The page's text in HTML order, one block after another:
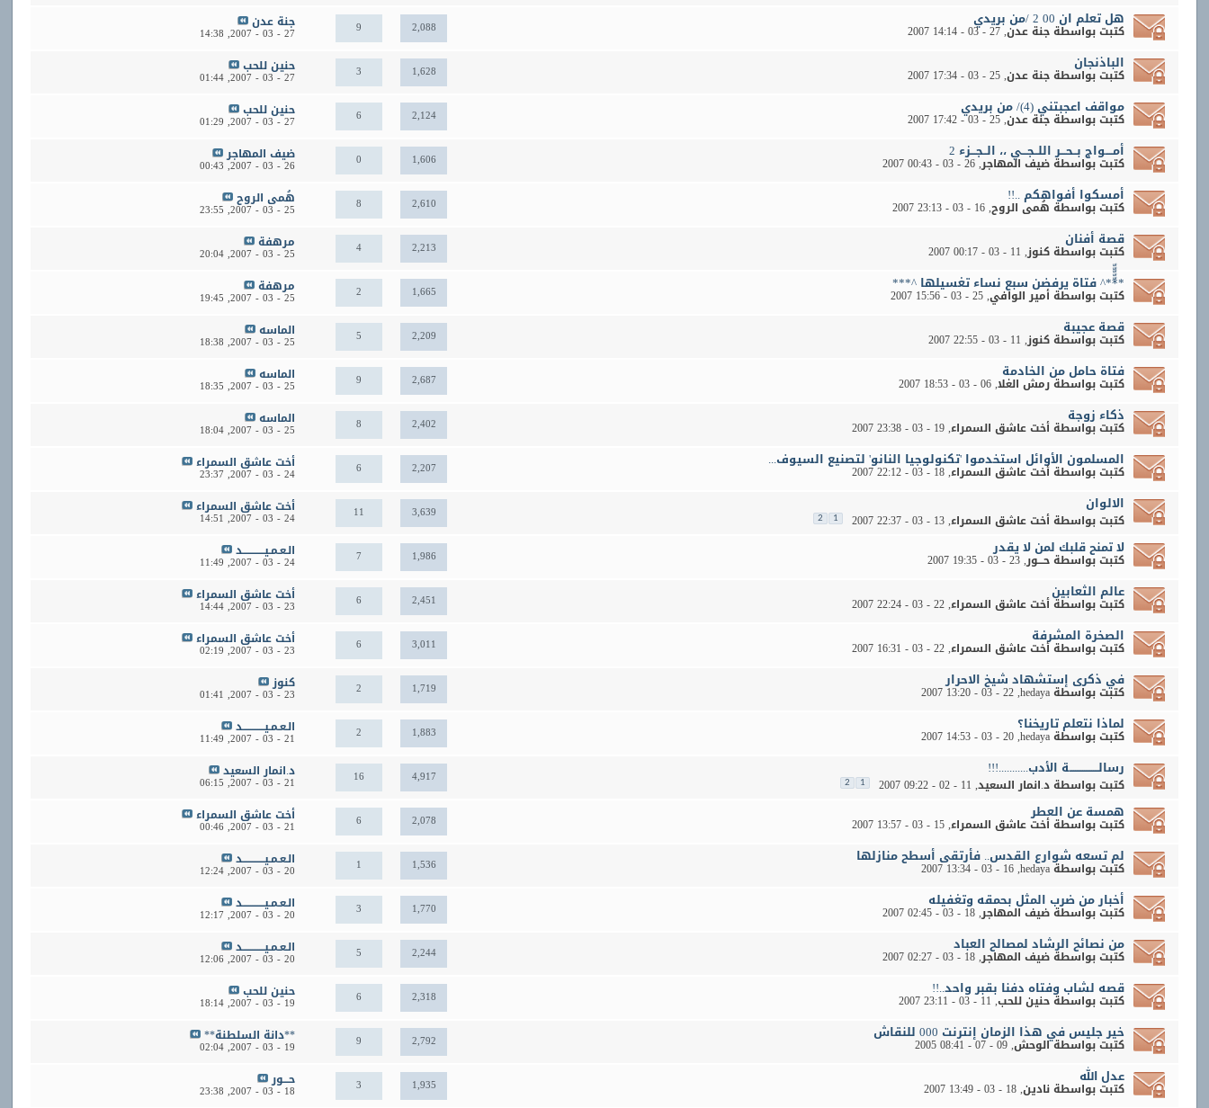
هل تعلم ان 00 2 /من بريدي
كتبت بواسطةجنة عدن‏, 27 - 03 - 2007 14:14
9 2,088 جنة عدن
27 - 03 - 2007,
14:38
الباذنجان
كتبت بواسطةجنة عدن‏, 25 - 03 - 2007 17:34
3 1,628 حنين للحب
27 - 03 - 2007,
01:44
مواقف اعجبتني (4)/ من بريدي
كتبت بواسطةجنة عدن‏, 25 - 03 - 2007 17:42
6 2,124 حنين للحب
27 - 03 - 2007,
01:29
أمــــواج بــحـــر اللــجـــي ،، الــجـــزء 2
كتبت بواسطةضيف المهاجر‏, 26 - 03 - 2007 00:43
0 1,606 ضيف المهاجر
26 - 03 - 2007,
00:43
أمسكوا أفواهكم ..!!
كتبت بواسطة هُمى الروح‏, 16 - 03 - 2007 23:13
8 2,610 هُمى الروح
25 - 03 - 2007,
23:55
قصة أفنان
كتبت بواسطةكنوز‏, 11 - 03 - 2007 00:17
4 2,213 مرهفة
25 - 03 - 2007,
20:04
**ّّّّّ*^ فتاة يرفضن سبع نساء تغسيلها ^***
كتبت بواسطةأمير الوافي‏, 25 - 03 - 2007 15:56
2 1,665 مرهفة
25 - 03 - 2007,
19:45
قصة عجيبة
كتبت بواسطةكنوز‏, 11 - 03 - 2007 22:55
5 2,209 الماسه
25 - 03 - 2007,
18:38
فتاة حامل من الخادمة
كتبت بواسطةرمش الغلا‏, 06 - 03 - 2007 18:53
9 2,687 الماسه
25 - 03 - 2007,
18:35
ذكاء زوجة
كتبت بواسطةأخت عاشق السمراء‏, 19 - 03 - 2007 23:38
8 2,402 الماسه
25 - 03 - 2007,
18:04
المسلمون الأوائل استخدموا 'تكنولوجيا النانو' لتصنيع السيوف...
كتبت بواسطةأخت عاشق السمراء‏, 18 - 03 - 2007 22:12
6 2,207 أخت عاشق السمراء
24 - 03 - 2007,
23:37
الالوان
كتبت بواسطةأخت عاشق السمراء‏, 13 - 03 - 2007 22:37
1
2
11 3,639 أخت عاشق السمراء
24 - 03 - 2007,
14:51
لا تمنح قلبك لمن لا يقدر
كتبت بواسطةحـــور‏, 23 - 03 - 2007 19:35
7 1,986 الـعـمـيــــــــــــد
24 - 03 - 2007,
11:49
عالم الثعابين
كتبت بواسطةأخت عاشق السمراء‏, 22 - 03 - 2007 22:24
6 2,451 أخت عاشق السمراء
23 - 03 - 2007,
14:44
الصخرة المشرفة
كتبت بواسطةأخت عاشق السمراء‏, 22 - 03 - 2007 16:31
6 3,011 أخت عاشق السمراء
23 - 03 - 2007,
02:19
في ذكرى إستشهاد شيخ الاحرار
كتبت بواسطةhedaya
‏, 22 - 03 - 2007 13:20
2 1,719 كنوز
23 - 03 - 2007,
01:41
لماذا نتعلم تاريخنا؟
كتبت بواسطةhedaya
‏, 20 - 03 - 2007 14:53
2 1,883 الـعـمـيــــــــــــد
21 - 03 - 2007,
11:49
رسالــــــــــــــــة الأدب...........!!!
كتبت بواسطةد.انمار السعيد‏, 11 - 02 - 2007 09:22
1
2
16 4,917 د.انمار السعيد
21 - 03 - 2007,
06:15
همسة عن العطر
كتبت بواسطةأخت عاشق السمراء‏, 15 - 03 - 2007 13:57
6 2,078 أخت عاشق السمراء
21 - 03 - 2007,
00:46
لم تسعه شوارع القدس.. فأرتقى أسطح منازلها
كتبت بواسطةhedaya
‏, 16 - 03 - 2007 13:34
1 1,536 الـعـمـيــــــــــــد
20 - 03 - 2007,
12:24
أخبار من ضرب المثل بحمقه وتغفيله
كتبت بواسطةضيف المهاجر‏, 18 - 03 - 2007 02:45
3 1,770 الـعـمـيــــــــــــد
20 - 03 - 2007,
12:17
من نصائح الرشاد لمصالح العباد
كتبت بواسطةضيف المهاجر‏, 18 - 03 - 2007 02:27
5 2,244 الـعـمـيــــــــــــد
20 - 03 - 2007,
12:06
قصه لشاب وفتاه دفنا بقبر واحد..!!
كتبت بواسطةحنين للحب‏, 11 - 03 - 2007 23:11
6 2,318 حنين للحب
19 - 03 - 2007,
18:14
خير جليس في هذا الزمان إنترنت 000 للنقاش
كتبت بواسطةالوحش‏, 09 - 07 - 2005 08:41
9 2,792 **دانة السلطنة**
19 - 03 - 2007,
02:04
عدل الله
كتبت بواسطةنادين‏, 18 - 03 - 2007 13:49
3 1,935 حـــور
18 - 03 - 2007,
23:38